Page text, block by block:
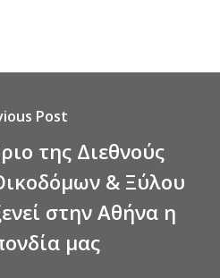
Post
της Διεθνούς
& Ξύλου
στην Αθήνα η
μας